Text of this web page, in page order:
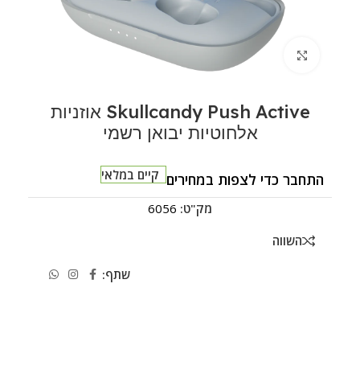
לחצו להגדלה
Skullcandy Push Active אוזניות
אלחוטיות יבואן רשמי
התחבר כדי לצפות במחירים קיים במלאי
מק"ט: 6056
השווה
שתף: